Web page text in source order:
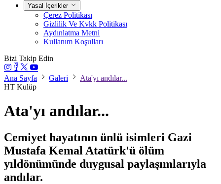
Yasal İçerikler
Çerez Politikası
Gizlilik Ve Kvkk Politikası
Aydınlatma Metni
Kullanım Koşulları
Bizi Takip Edin
Ana Sayfa Galeri
Ata'yı andılar...
HT Kulüp
Ata'yı andılar...
Cemiyet hayatının ünlü isimleri Gazi
Mustafa Kemal Atatürk'ü ölüm
yıldönümünde duygusal paylaşımlarıyla
andılar.